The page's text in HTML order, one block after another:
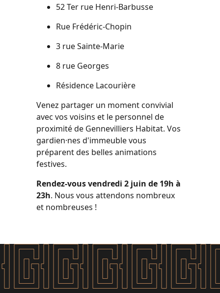
52 Ter rue Henri-Barbusse
Rue Frédéric-Chopin
3 rue Sainte-Marie
8 rue Georges
Résidence Lacourière
Venez partager un moment convivial
avec vos voisins et le personnel de
proximité de Gennevilliers Habitat. Vos
gardien·nes d'immeuble vous
préparent des belles animations
festives.
Rendez-vous vendredi 2 juin de 19h à
23h. Nous vous attendons nombreux
et nombreuses !